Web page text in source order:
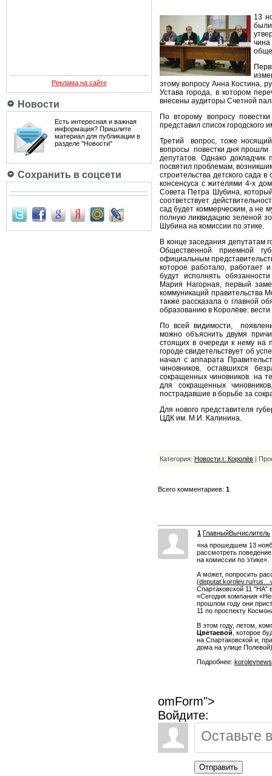
Реклама на сайте
Новости
Есть интересная и важная
информация? Пришлите
материал для публикации в
разделе "Новости"
Сохранить в соцсети
13
этому вопросу Анна Костина,
Устава города, в котором
внесены аудиторы Счетной
По второму вопросу
представил список
Третий вопрос, тоже носящий
вопросы повестки дня прошли
депутатов. Однако
посвятил проблемам,
строительства детского сада
консенсуса с жителями 4-х
Совета Петра Шубина,
соответствует
сад будет коммерческим, а не
полную ликвидацию зеленой
Шубина на комиссии по этике.
В конце заседания депутатам
Общественной приемной
официальным
которое работало, работает
будут исполнять
Мария Нагорная, первый
коммуникаций правительства
также рассказала о главной
образованию в Королёве:
По всей видимости,
можно объяснить двумя
стоящих в очереди к нему на
городе свидетельствует об
начал с аппарата
чиновников, оставшихся
сокращенных чиновников на
для сокращенных
пострадавшие в борьбе за
Для нового представителя
ЦДК им. М.И. Калинина.
Категория: Новости г. Королёв |
Всего комментариев: 1
1 ГлавныйВычислитель
«на прошедшем 13
рассмотреть
на комиссии по этике».
А может, попросить
(deputat.korolev.ru/
Спартаковской 11 "НА"
«Сегодня компания
прошлом году они
11 по проспекту
В этом году, летом,
Цветаевой , которое
на Спартаковской и,
дома на улице
Подробнее:
omForm">
Войдите:
Отправить